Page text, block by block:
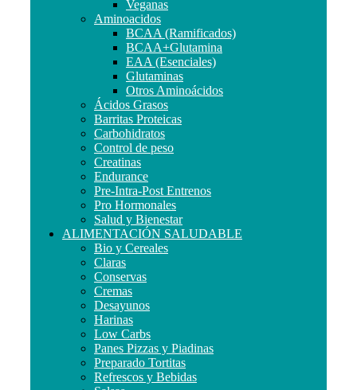
Veganas
Aminoacidos
BCAA (Ramificados)
BCAA+Glutamina
EAA (Esenciales)
Glutaminas
Otros Aminoácidos
Ácidos Grasos
Barritas Proteicas
Carbohidratos
Control de peso
Creatinas
Endurance
Pre-Intra-Post Entrenos
Pro Hormonales
Salud y Bienestar
ALIMENTACIÓN SALUDABLE
Bio y Cereales
Claras
Conservas
Cremas
Desayunos
Harinas
Low Carbs
Panes Pizzas y Piadinas
Preparado Tortitas
Refrescos y Bebidas